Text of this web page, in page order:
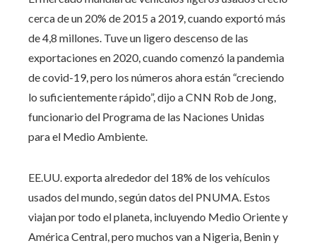
cerca de un 20% de 2015 a 2019, cuando exportó más
de 4,8 millones. Tuve un ligero descenso de las
exportaciones en 2020, cuando comenzó la pandemia
de covid-19, pero los números ahora están “creciendo
lo suficientemente rápido”, dijo a CNN Rob de Jong,
funcionario del Programa de las Naciones Unidas
para el Medio Ambiente.
EE.UU. exporta alrededor del 18% de los vehículos
usados ​​del mundo, según datos del PNUMA. Estos
viajan por todo el planeta, incluyendo Medio Oriente y
América Central, pero muchos van a Nigeria, Benin y